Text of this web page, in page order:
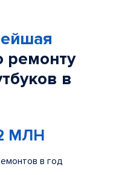
ремонту
в
МЛН
в год